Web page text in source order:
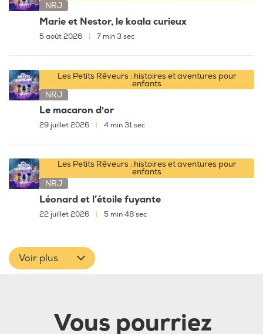
NRJ
Marie et Nestor, le koala curieux
5 août 2026 7 min 3 sec
Les Petits Rêveurs : histoires et aventures pour
enfants
NRJ
Le macaron d'or
29 juillet 2026 4 min 31 sec
Les Petits Rêveurs : histoires et aventures pour
enfants
NRJ
Léonard et l’étoile fuyante
22 juillet 2026 5 min 48 sec
Voir plus
Vous pourriez